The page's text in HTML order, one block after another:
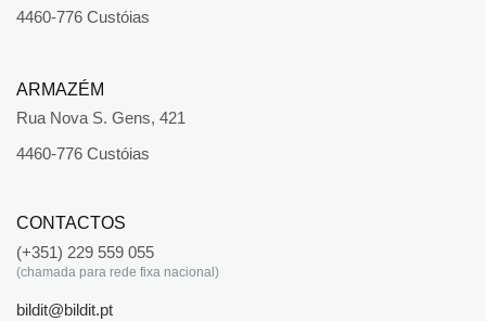
4460-776 Custóias
ARMAZÉM
Rua Nova S. Gens, 421
4460-776 Custóias
CONTACTOS
(+351) 229 559 055
(chamada para rede fixa nacional)
bildit@bildit.pt